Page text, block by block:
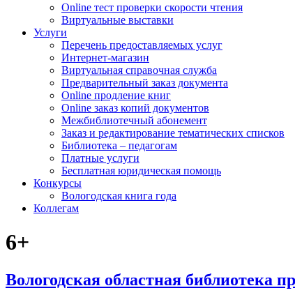
Online тест проверки скорости чтения
Виртуальные выставки
Услуги
Перечень предоставляемых услуг
Интернет-магазин
Виртуальная справочная служба
Предварительный заказ документа
Online продление книг
Online заказ копий документов
Межбиблиотечный абонемент
Заказ и редактирование тематических списков
Библиотека – педагогам
Платные услуги
Бесплатная юридическая помощь
Конкурсы
Вологодская книга года
Коллегам
6+
Вологодская областная библиотека